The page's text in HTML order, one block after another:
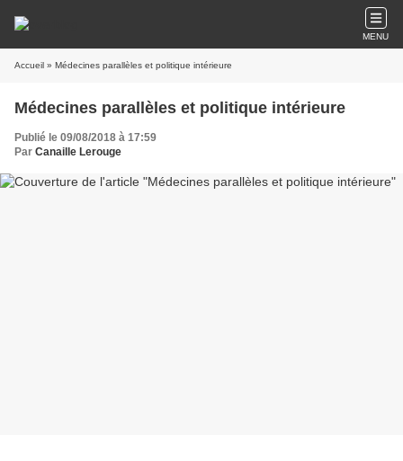
MENU
Accueil » Médecines parallèles et politique intérieure
Médecines parallèles et politique intérieure
Publié le 09/08/2018 à 17:59
Par Canaille Lerouge